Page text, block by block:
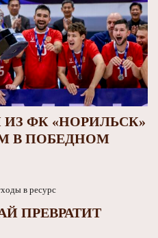
ФК «НОРИЛЬСК»
В ПОБЕДНОМ
ПРЕВРАТИТ